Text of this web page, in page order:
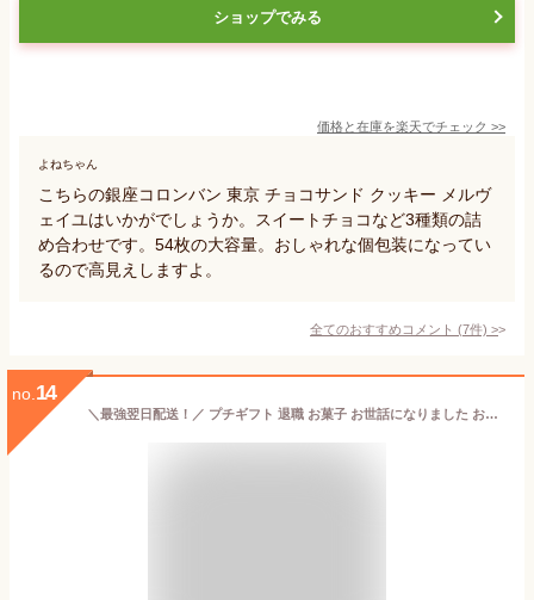
ショップでみる
価格と在庫を楽天でチェック >>
よねちゃん
こちらの銀座コロンバン 東京 チョコサンド クッキー メルヴ
ェイユはいかがでしょうか。スイートチョコなど3種類の詰
め合わせです。54枚の大容量。おしゃれな個包装になってい
るので高見えしますよ。
全てのおすすめコメント (7件) >
no. 14
＼最強翌日配送！／ プチギフト 退職 お菓子 お世話になりました お世話になりましたお菓子 24本 48本 個包装 大量 大入り チョコレート クッキー メッセージ プレゼント お礼 産休 お配り スイーツ ありがとう おいもの栞 最強翌日配送 おいもや